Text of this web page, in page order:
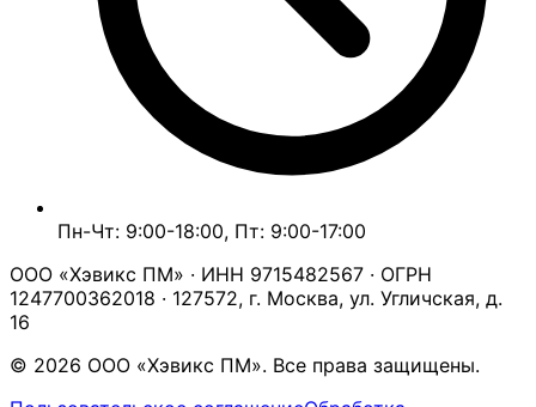
Пн-Чт: 9:00-18:00, Пт: 9:00-17:00
ООО «Хэвикс ПМ» · ИНН 9715482567 · ОГРН
1247700362018 · 127572, г. Москва, ул. Угличская, д.
16
© 2026 ООО «Хэвикс ПМ». Все права защищены.